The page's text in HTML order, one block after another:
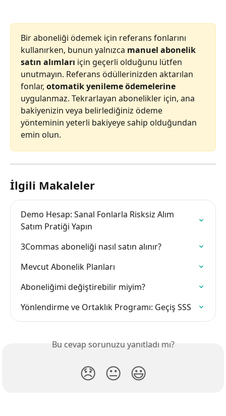
Bir aboneliği ödemek için referans fonlarını
kullanırken, bunun yalnızca manuel abonelik
satın alımları için geçerli olduğunu lütfen
unutmayın. Referans ödüllerinizden aktarılan
fonlar, otomatik yenileme ödemelerine
uygulanmaz. Tekrarlayan abonelikler için, ana
bakiyenizin veya belirlediğiniz ödeme
yönteminin yeterli bakiyeye sahip olduğundan
emin olun.
İlgili Makaleler
Demo Hesap: Sanal Fonlarla Risksiz Alım
Satım Pratiği Yapın
3Commas aboneliği nasıl satın alınır?
Mevcut Abonelik Planları
Aboneliğimi değiştirebilir miyim?
Yönlendirme ve Ortaklık Programı: Geçiş SSS
Bu cevap sorunuzu yanıtladı mı?
😞 😐 😃